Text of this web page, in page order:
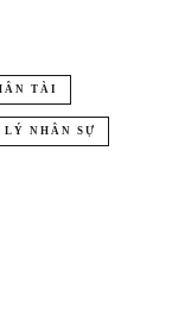
TÀI
LÝ NHÂN SỰ